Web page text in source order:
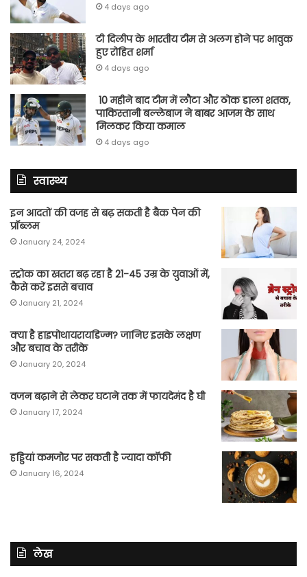
4 days ago
टी दिलीप के भारतीय टीम से अलग होने पर भावुक
हुए रोहित शर्मा
4 days ago
10 महीने बाद टीम में लौटा और ठोक डाला शतक,
पाकिस्तानी बल्लेबाज ने बाबर आजम के साथ
मिलकर किया कमाल
4 days ago
स्वास्थ्य
इन आदतों की वजह से बढ़ सकती है बैक पेन की
प्रॉब्लम
January 24, 2024
स्ट्रोक का खतरा बढ़ रहा है 21-45 उम्र के युवाओं में,
कैसे करें इससे बचाव
January 21, 2024
क्या है हाइपोथायरायडिज्म? जानिए इसके लक्षण
और बचाव के तरीके
January 20, 2024
वजन बढ़ाने से लेकर घटाने तक में फायदेमंद है घी
January 17, 2024
हड्डियां कमजोर पर सकती है ज्यादा कॉफी
January 16, 2024
लेख